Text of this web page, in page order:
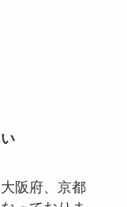
阪府、京都